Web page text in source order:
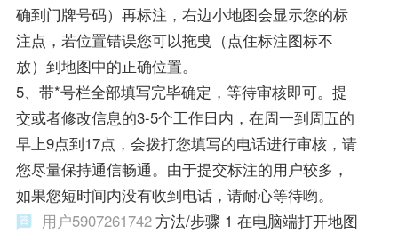
确到门牌号码）再标注，右边小地图会显示您的标
注点，若位置错误您可以拖曵（点住标注图标不
放）到地图中的正确位置。
5、带*号栏全部填写完毕确定，等待审核即可。提
交或者修改信息的3-5个工作日内，在周一到周五的
早上9点到17点，会拨打您填写的电话进行审核，请
您尽量保持通信畅通。由于提交标注的用户较多，
如果您短时间内没有收到电话，请耐心等待哟。
用户5907261742方法/步骤 1 在电脑端打开地图